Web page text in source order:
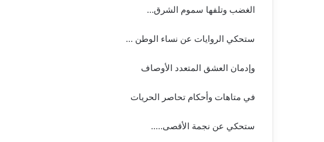
الغضب وتلفها سموم الشرق…
ستحكي الروايات عن نساء الوطن …
وإدمان العشق المتعدد الأوصاف
في متاهات وأحكام تحاصر الحريات
ستحكي عن نجمة الأقصى…..